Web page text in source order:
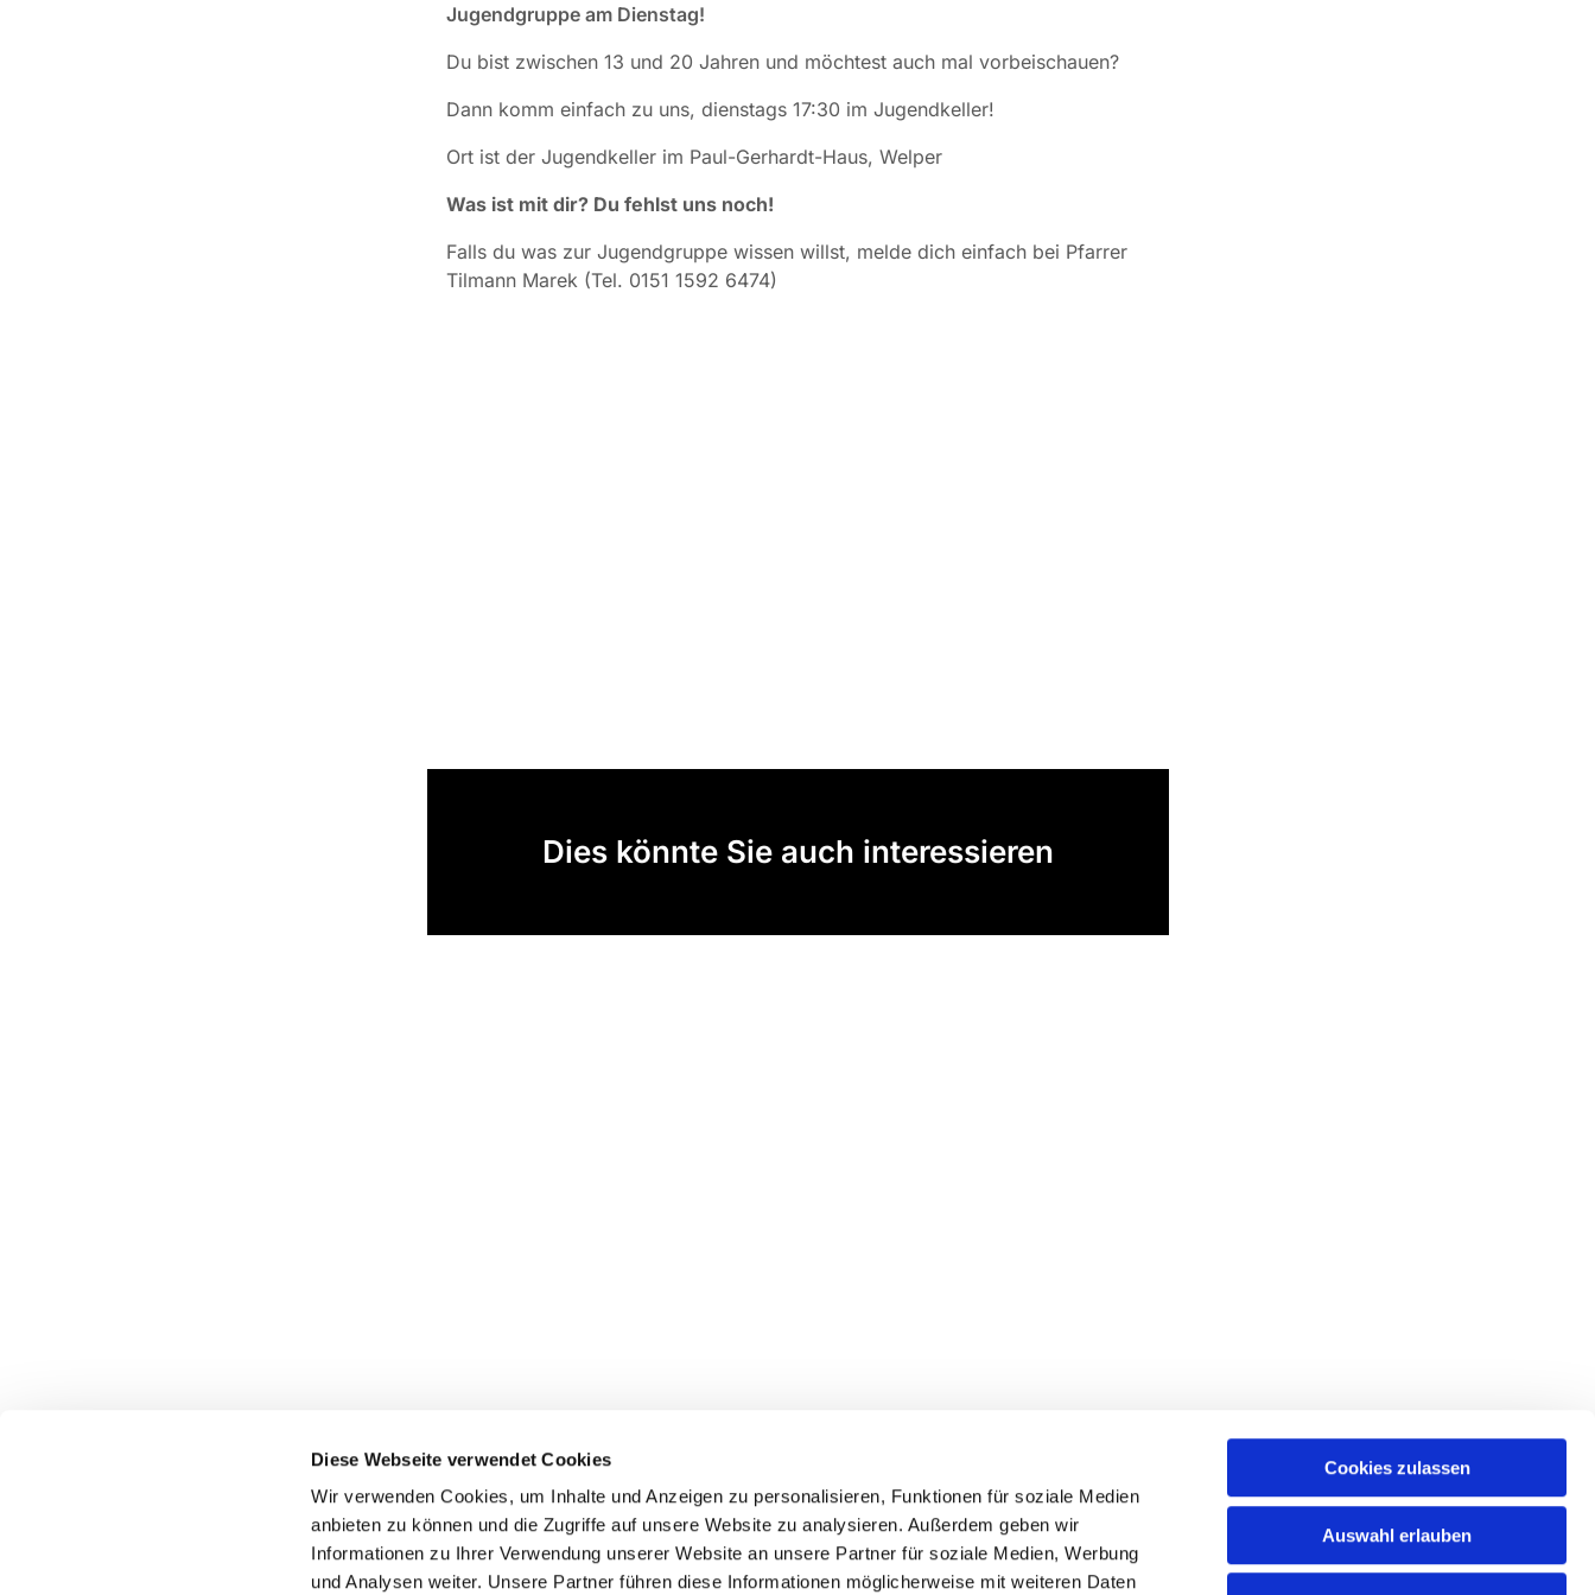
Diese Webseite verwendet Cookies
Wir verwenden Cookies, um Inhalte und Anzeigen zu personalisieren, Funktionen für soziale Medien
anbieten zu können und die Zugriffe auf unsere Website zu analysieren. Außerdem geben wir
Informationen zu Ihrer Verwendung unserer Website an unsere Partner für soziale Medien, Werbung
und Analysen weiter. Unsere Partner führen diese Informationen möglicherweise mit weiteren Daten
Cookies zulassen
Auswahl erlauben
Jugendgruppe am Dienstag!
Du bist zwischen 13 und 20 Jahren und möchtest auch mal vorbeischauen?
Dann komm einfach zu uns, dienstags 17:30 im Jugendkeller!
Ort ist der Jugendkeller im Paul-Gerhardt-Haus, Welper
Was ist mit dir? Du fehlst uns noch!
Falls du was zur Jugendgruppe wissen willst, melde dich einfach bei Pfarrer
Tilmann Marek (Tel. 0151 1592 6474)
Dies könnte Sie auch interessieren
+49 2324 25488 Uhlandstraße 32, 45525 Hattingen hattingen-sprockhoevel@kirche-hawi.de